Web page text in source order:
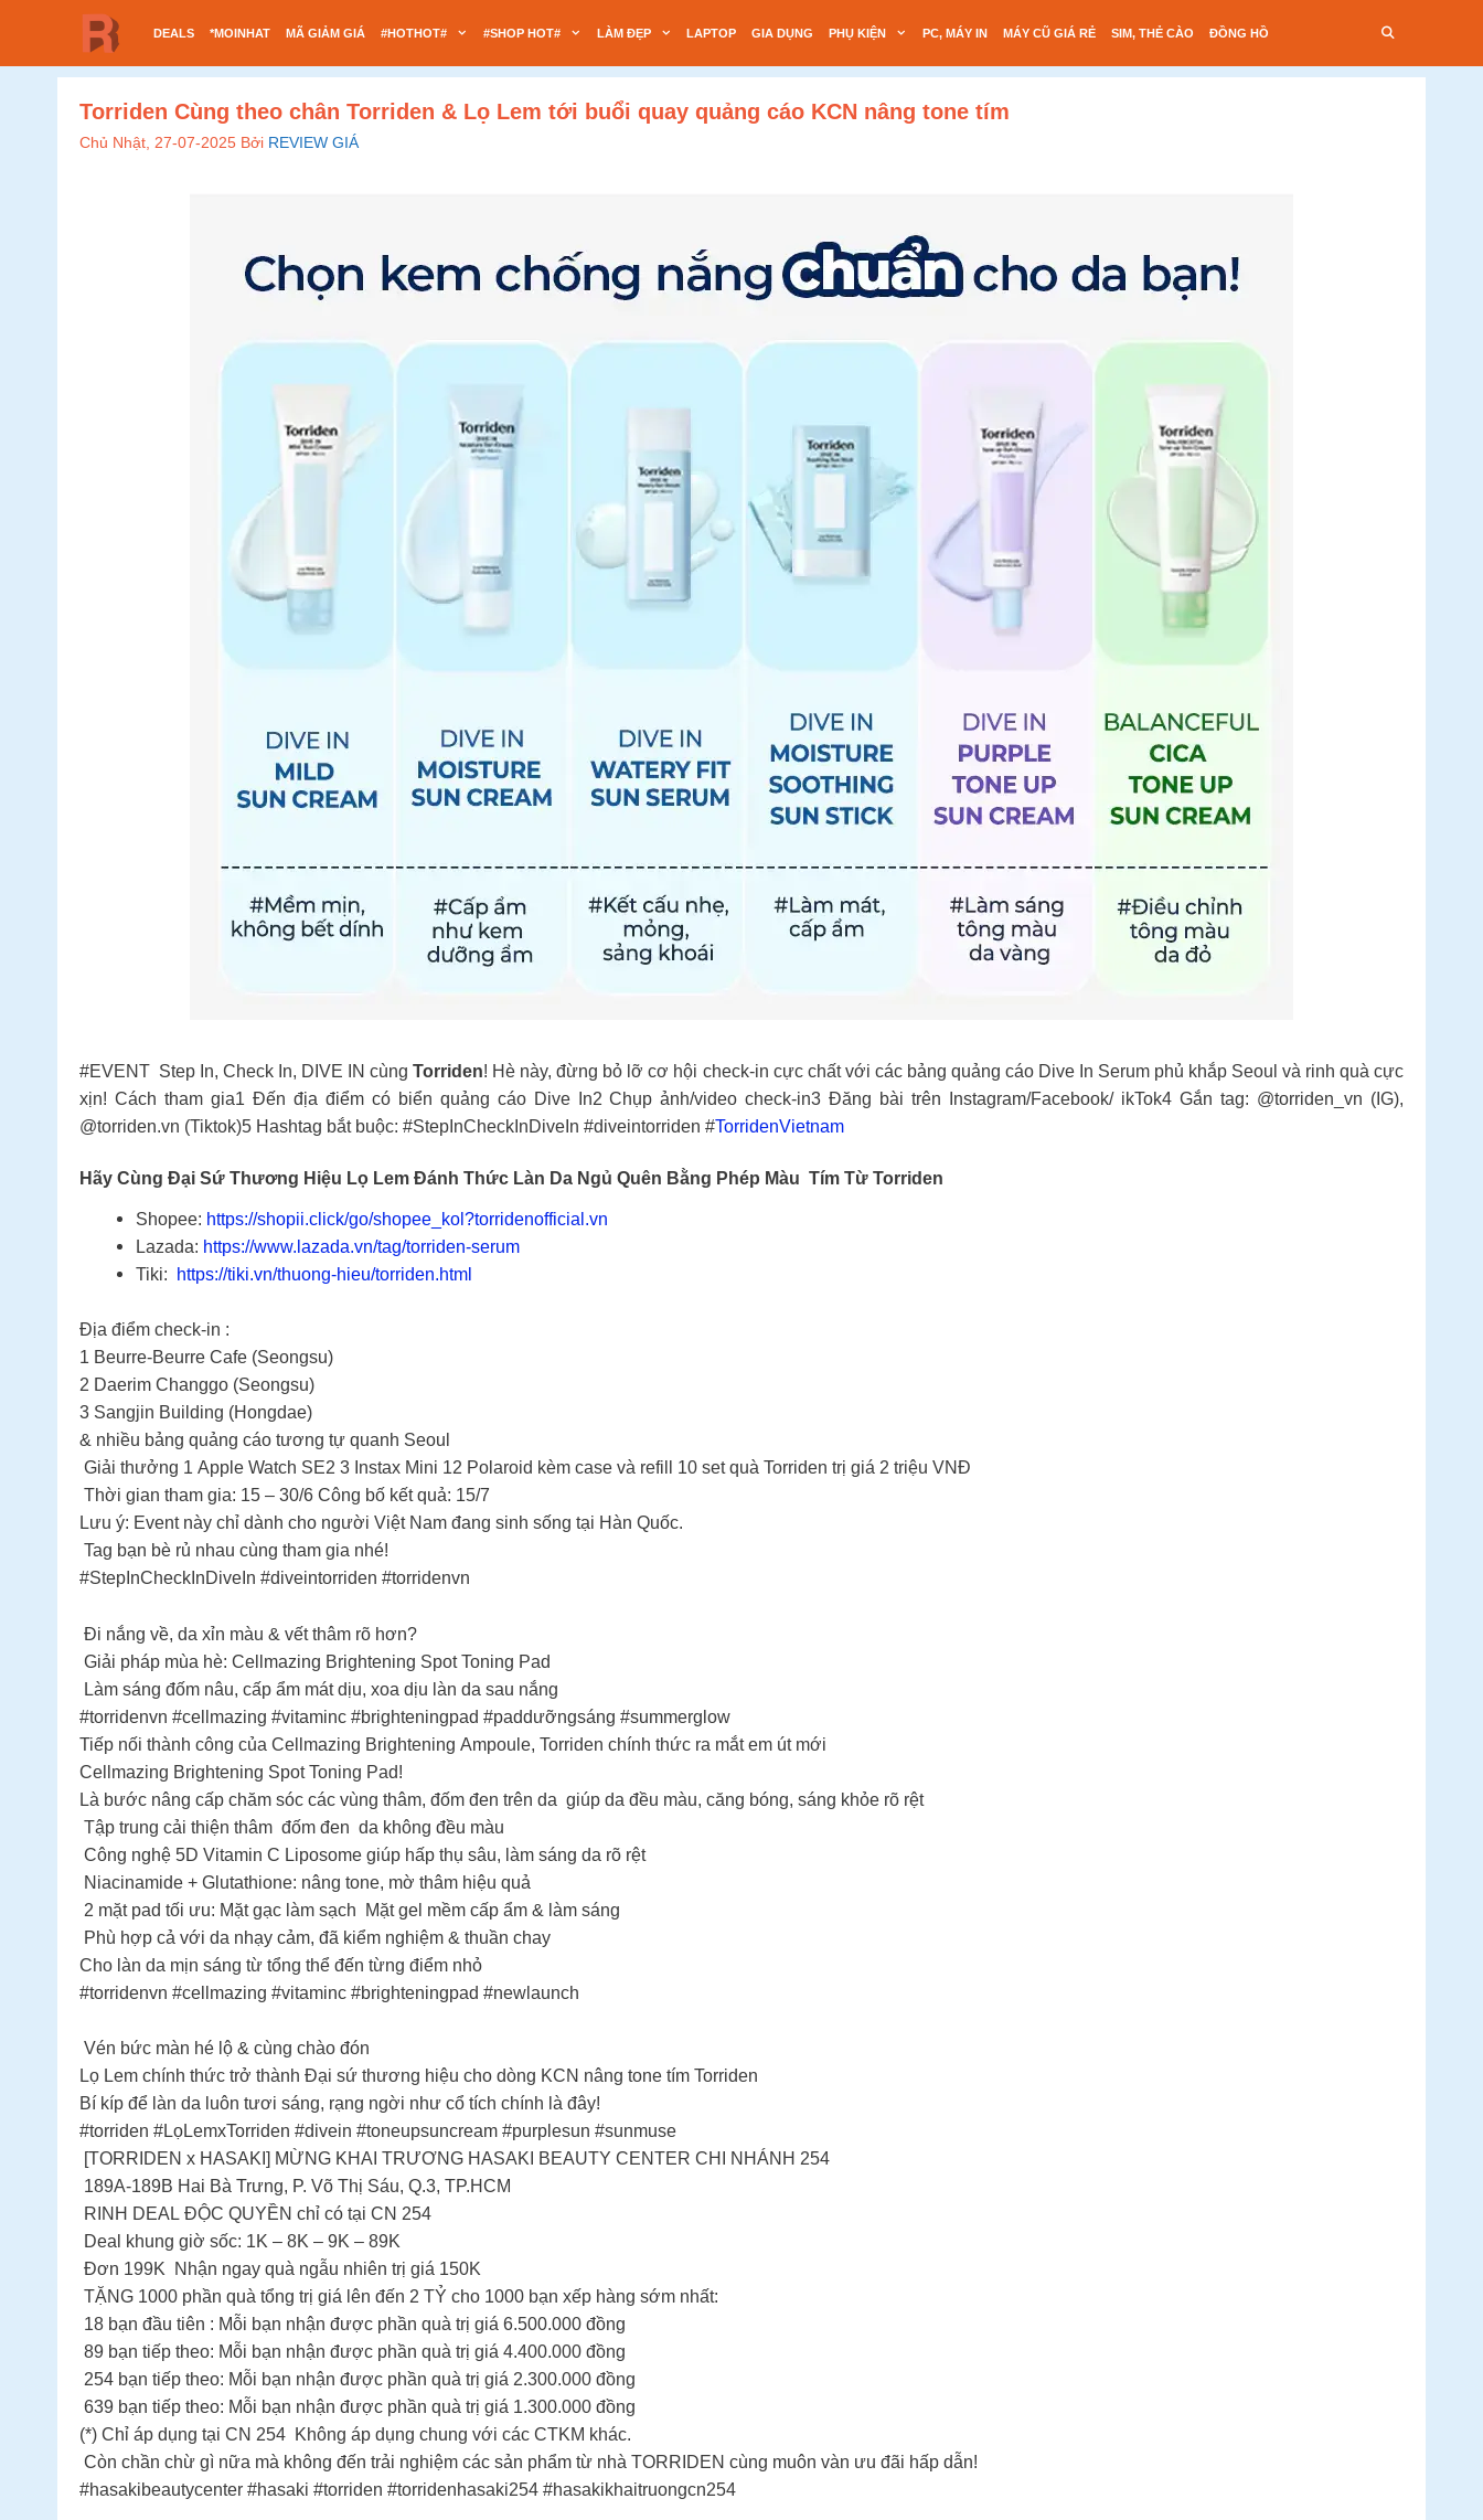
nội
DEALS *MOINHAT MÃ GIẢM GIÁ #HOTHOT# #SHOP HOT# LÀM ĐẸP LAPTOP GIA DỤNG PHỤ KIỆN PC, MÁY IN MÁY CŨ GIÁ RẺ SIM, THẺ CÀO ĐỒNG HỒ
Torriden Cùng theo chân Torriden & Lọ Lem tới buổi quay quảng cáo KCN nâng tone tím
Chủ Nhật, 27-07-2025 Bởi REVIEW GIÁ
#EVENT Step In, Check In, DIVE IN cùngTorriden! Hè này, đừng bỏ lỡ cơ hội check-in cực chất với các bảng quảng cáo Dive In Serum phủ khắp Seoul và rinh quà cực
xịn! Cách tham gia1️ Đến địa điểm có biển quảng cáo Dive In2️ Chụp ảnh/video check-in3️ Đăng bài trên Instagram/Facebook/ ikTok4️ Gắn tag: @torriden_vn (IG),
@torriden.vn (Tiktok)5️ Hashtag bắt buộc: #StepInCheckInDiveIn #diveintorriden #TorridenVietnam
Hãy Cùng Đại Sứ Thương Hiệu Lọ Lem Đánh Thức Làn Da Ngủ Quên Bằng Phép Màu Tím Từ Torriden
Shopee: https://shopii.click/go/shopee_kol?torridenofficial.vn
Lazada: https://www.lazada.vn/tag/torriden-serum
Tiki:
https://tiki.vn/thuong-hieu/torriden.html
Địa điểm check-in :
1️ Beurre-Beurre Cafe (Seongsu)
2️ Daerim Changgo (Seongsu)
3️ Sangjin Building (Hongdae)
& nhiều bảng quảng cáo tương tự quanh Seoul
Giải thưởng 1 Apple Watch SE2 3 Instax Mini 12 Polaroid kèm case và refill 10 set quà Torriden trị giá 2 triệu VNĐ
Thời gian tham gia: 15 – 30/6 Công bố kết quả: 15/7
Lưu ý: Event này chỉ dành cho người Việt Nam đang sinh sống tại Hàn Quốc.
Tag bạn bè rủ nhau cùng tham gia nhé!
#StepInCheckInDiveIn #diveintorriden #torridenvn
️ Đi nắng về, da xỉn màu & vết thâm rõ hơn?
Giải pháp mùa hè: Cellmazing Brightening Spot Toning Pad
Làm sáng đốm nâu, cấp ẩm mát dịu, xoa dịu làn da sau nắng
#torridenvn #cellmazing #vitaminc #brighteningpad #paddưỡngsáng #summerglow
Tiếp nối thành công của Cellmazing Brightening Ampoule, Torriden chính thức ra mắt em út mới
Cellmazing Brightening Spot Toning Pad!
Là bước nâng cấp chăm sóc các vùng thâm, đốm đen trên da giúp da đều màu, căng bóng, sáng khỏe rõ rệt
️ Tập trung cải thiện thâm đốm đen da không đều màu
️ Công nghệ 5D Vitamin C Liposome giúp hấp thụ sâu, làm sáng da rõ rệt
️ Niacinamide + Glutathione: nâng tone, mờ thâm hiệu quả
️ 2 mặt pad tối ưu: Mặt gạc làm sạch Mặt gel mềm cấp ẩm & làm sáng
️ Phù hợp cả với da nhạy cảm, đã kiểm nghiệm & thuần chay
Cho làn da mịn sáng từ tổng thể đến từng điểm nhỏ
#torridenvn #cellmazing #vitaminc #brighteningpad #newlaunch
Vén bức màn hé lộ & cùng chào đón
Lọ Lem chính thức trở thành Đại sứ thương hiệu cho dòng KCN nâng tone tím Torriden
Bí kíp để làn da luôn tươi sáng, rạng ngời như cổ tích chính là đây!
#torriden #LọLemxTorriden #divein #toneupsuncream #purplesun #sunmuse
[TORRIDEN x HASAKI] MỪNG KHAI TRƯƠNG HASAKI BEAUTY CENTER CHI NHÁNH 254
189A-189B Hai Bà Trưng, P. Võ Thị Sáu, Q.3, TP.HCM
RINH DEAL ĐỘC QUYỀN chỉ có tại CN 254
Deal khung giờ sốc: 1K – 8K – 9K – 89K
Đơn 199K Nhận ngay quà ngẫu nhiên trị giá 150K
TẶNG 1000 phần quà tổng trị giá lên đến 2 TỶ cho 1000 bạn xếp hàng sớm nhất:
18 bạn đầu tiên : Mỗi bạn nhận được phần quà trị giá 6.500.000 đồng
89 bạn tiếp theo: Mỗi bạn nhận được phần quà trị giá 4.400.000 đồng
254 bạn tiếp theo: Mỗi bạn nhận được phần quà trị giá 2.300.000 đồng
639 bạn tiếp theo: Mỗi bạn nhận được phần quà trị giá 1.300.000 đồng
(*) Chỉ áp dụng tại CN 254 Không áp dụng chung với các CTKM khác.
Còn chần chừ gì nữa mà không đến trải nghiệm các sản phẩm từ nhà TORRIDEN cùng muôn vàn ưu đãi hấp dẫn!
#hasakibeautycenter #hasaki #torriden #torridenhasaki254 #hasakikhaitruongcn254